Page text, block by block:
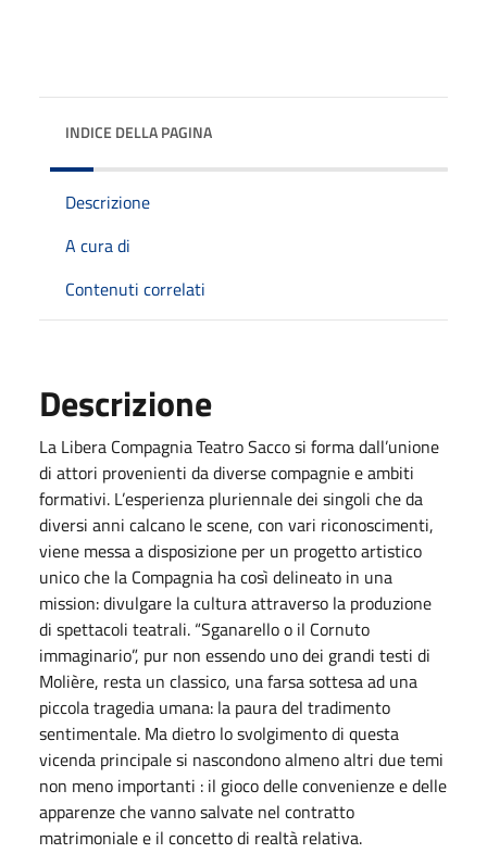
INDICE DELLA PAGINA
Descrizione
A cura di
Contenuti correlati
Descrizione
La Libera Compagnia Teatro Sacco si forma dall’unione
di attori provenienti da diverse compagnie e ambiti
formativi. L’esperienza pluriennale dei singoli che da
diversi anni calcano le scene, con vari riconoscimenti,
viene messa a disposizione per un progetto artistico
unico che la Compagnia ha così delineato in una
mission: divulgare la cultura attraverso la produzione
di spettacoli teatrali. “Sganarello o il Cornuto
immaginario”, pur non essendo uno dei grandi testi di
Molière, resta un classico, una farsa sottesa ad una
piccola tragedia umana: la paura del tradimento
sentimentale. Ma dietro lo svolgimento di questa
vicenda principale si nascondono almeno altri due temi
non meno importanti : il gioco delle convenienze e delle
apparenze che vanno salvate nel contratto
matrimoniale e il concetto di realtà relativa.